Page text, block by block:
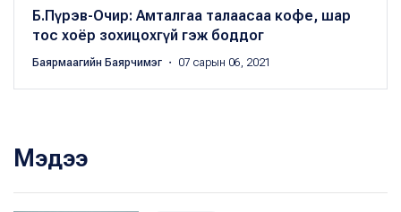
Б.Пүрэв-Очир: Амталгаа талаасаа кофе, шар
тос хоёр зохицохгүй гэж боддог
Баярмаагийн Баярчимэг ・ 07 сарын 06, 2021
Мэдээ